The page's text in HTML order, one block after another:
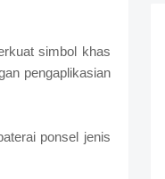
simbol khas
pengaplikasian
ponsel jenis